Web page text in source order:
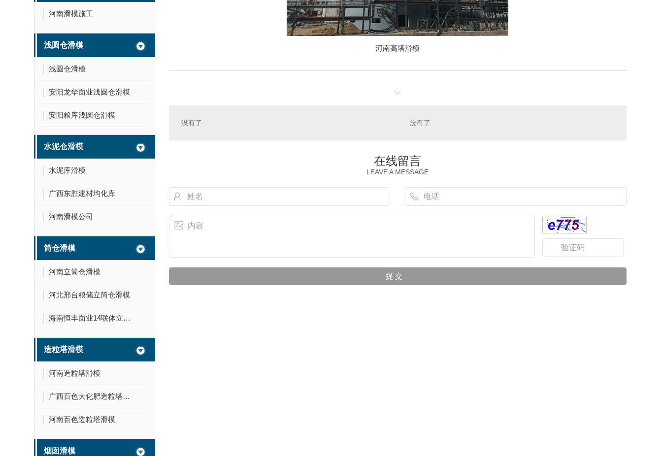
河南滑模施工
浅圆仓滑模
浅圆仓滑模
安阳龙华面业浅圆仓滑模
安阳粮库浅圆仓滑模
水泥仓滑模
水泥库滑模
广西东胜建材均化库
河南滑模公司
筒仓滑模
河南立筒仓滑模
河北邢台粮储立筒仓滑模
海南恒丰面业14联体立筒仓滑模
造粒塔滑模
河南造粒塔滑模
广西百色大化肥造粒塔滑模
河南百色造粒塔滑模
烟囱滑模
河南高塔滑模
没有了 没有了
在线留言
LEAVE A MESSAGE